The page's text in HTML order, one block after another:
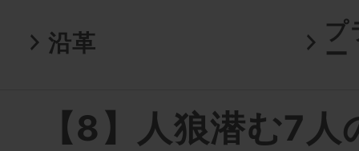
沿革
プ
ー
【8】人狼潜む7